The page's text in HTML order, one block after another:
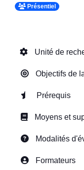
Présentiel
Unité de
Objectifs de
Prérequis
Moyens et
Modalités
Formateurs